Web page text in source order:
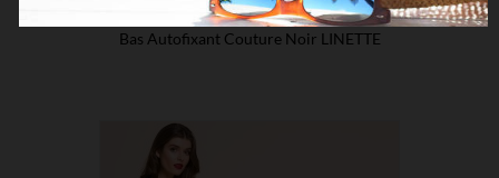
Bas Autofixant Couture Noir LINETTE